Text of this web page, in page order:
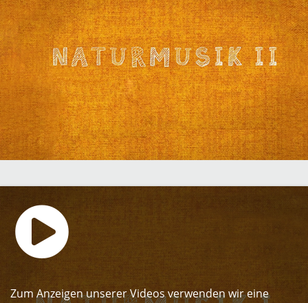
Zum Anzeigen unserer Videos verwenden wir eine